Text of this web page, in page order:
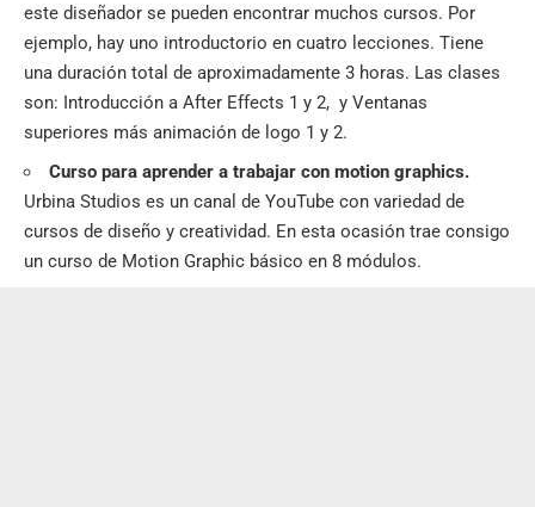
este diseñador se pueden encontrar muchos cursos. Por
ejemplo, hay uno introductorio en cuatro lecciones. Tiene
una duración total de aproximadamente 3 horas. Las clases
son: Introducción a After Effects 1 y 2, y Ventanas
superiores más animación de logo 1 y 2.
Curso para aprender a trabajar con motion graphics.
Urbina Studios es un canal de YouTube con variedad de
cursos de diseño y creatividad. En esta ocasión trae consigo
un curso de Motion Graphic básico en 8 módulos.